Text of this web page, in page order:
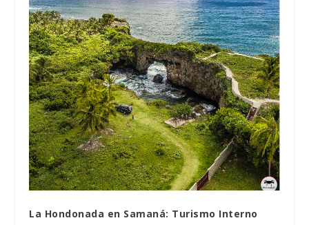
La Hondonada en Samaná: Turismo Interno